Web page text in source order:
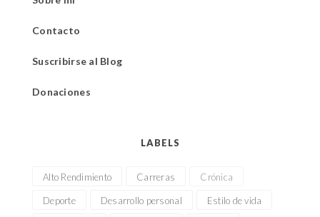
Contacto
Suscribirse al Blog
Donaciones
LABELS
Alto Rendimiento Carreras Crónica
Deporte Desarrollo personal Estilo de vida